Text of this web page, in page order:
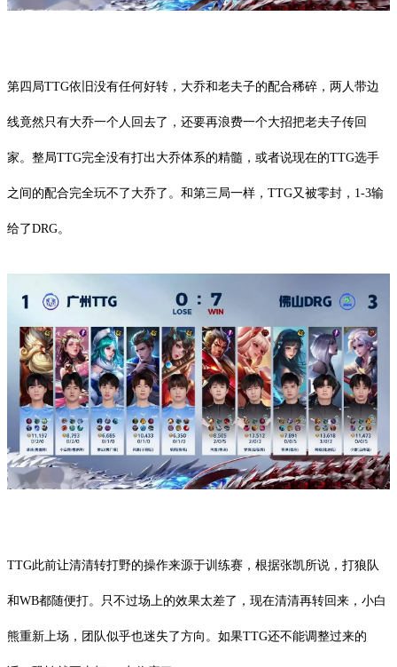
第四局TTG依旧没有任何好转，大乔和老夫子的配合稀碎，两人带边
线竟然只有大乔一个人回去了，还要再浪费一个大招把老夫子传回
家。整局TTG完全没有打出大乔体系的精髓，或者说现在的TTG选手
之间的配合完全玩不了大乔了。和第三局一样，TTG又被零封，1-3输
给了DRG。
TTG此前让清清转打野的操作来源于训练赛，根据张凯所说，打狼队
和WB都随便打。只不过场上的效果太差了，现在清清再转回来，小白
熊重新上场，团队似乎也迷失了方向。如果TTG还不能调整过来的